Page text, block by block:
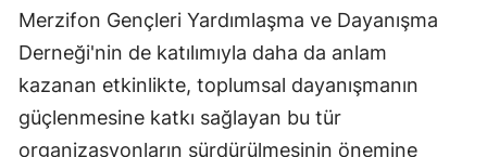
Merzifon Gençleri Yardımlaşma ve Dayanışma
Derneği'nin de katılımıyla daha da anlam
kazanan etkinlikte, toplumsal dayanışmanın
güçlenmesine katkı sağlayan bu tür
organizasyonların sürdürülmesinin önemine